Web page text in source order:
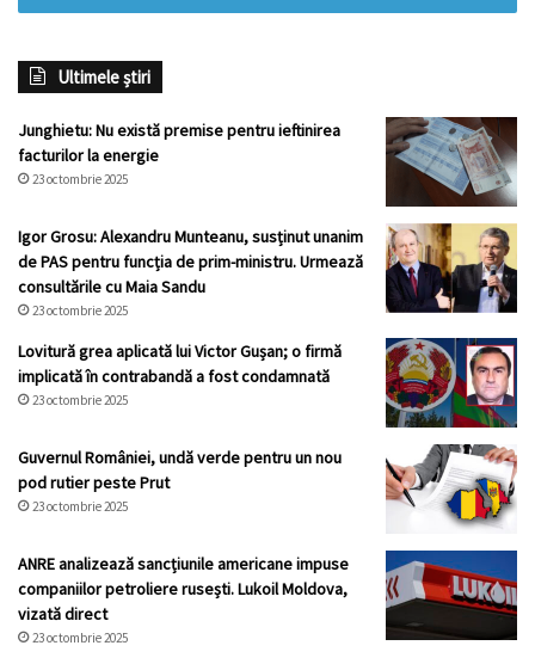
Ultimele știri
Junghietu: Nu există premise pentru ieftinirea
facturilor la energie
23 octombrie 2025
Igor Grosu: Alexandru Munteanu, susținut unanim
de PAS pentru funcția de prim-ministru. Urmează
consultările cu Maia Sandu
23 octombrie 2025
Lovitură grea aplicată lui Victor Gușan; o firmă
implicată în contrabandă a fost condamnată
23 octombrie 2025
Guvernul României, undă verde pentru un nou
pod rutier peste Prut
23 octombrie 2025
ANRE analizează sancțiunile americane impuse
companiilor petroliere rusești. Lukoil Moldova,
vizată direct
23 octombrie 2025